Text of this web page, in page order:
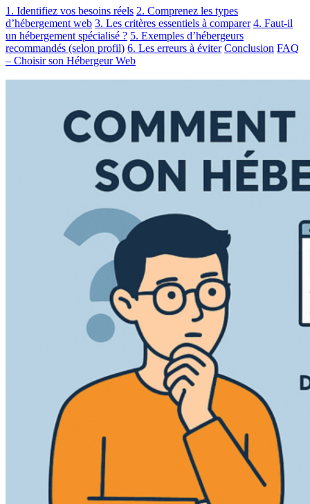
1. Identifiez vos besoins réels 2. Comprenez les types
d’hébergement web 3. Les critères essentiels à comparer 4. Faut-il
un hébergement spécialisé ? 5. Exemples d’hébergeurs
recommandés (selon profil) 6. Les erreurs à éviter Conclusion FAQ
– Choisir son Hébergeur Web